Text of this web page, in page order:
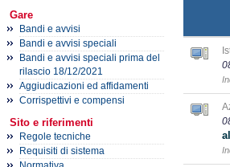
Gare
Bandi e avvisi
Bandi e avvisi speciali
Bandi e avvisi speciali prima del
rilascio 18/12/2021
Aggiudicazioni ed affidamenti
Corrispettivi e compensi
Sito e riferimenti
Regole tecniche
Requisiti di sistema